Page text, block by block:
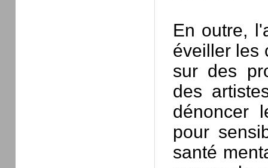
En outre,
éveiller les
sur des
des
dénoncer
pour
santé